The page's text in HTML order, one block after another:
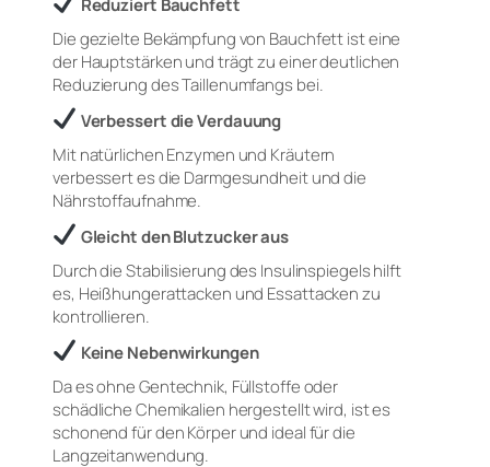
Reduziert Bauchfett
Die gezielte Bekämpfung von Bauchfett ist eine
der Hauptstärken und trägt zu einer deutlichen
Reduzierung des Taillenumfangs bei.
Verbessert die Verdauung
Mit natürlichen Enzymen und Kräutern
verbessert es die Darmgesundheit und die
Nährstoffaufnahme.
Gleicht den Blutzucker aus
Durch die Stabilisierung des Insulinspiegels hilft
es, Heißhungerattacken und Essattacken zu
kontrollieren.
Keine Nebenwirkungen
Da es ohne Gentechnik, Füllstoffe oder
schädliche Chemikalien hergestellt wird, ist es
schonend für den Körper und ideal für die
Langzeitanwendung.